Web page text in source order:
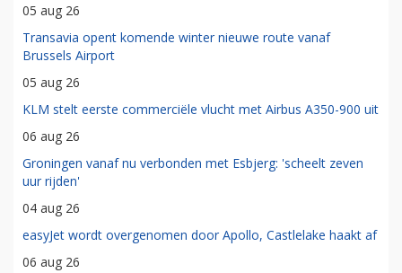
05 aug 26
Transavia opent komende winter nieuwe route vanaf
Brussels Airport
05 aug 26
KLM stelt eerste commerciële vlucht met Airbus A350-900 uit
06 aug 26
Groningen vanaf nu verbonden met Esbjerg: 'scheelt zeven
uur rijden'
04 aug 26
easyJet wordt overgenomen door Apollo, Castlelake haakt af
06 aug 26